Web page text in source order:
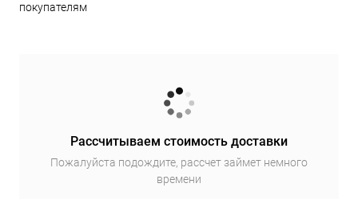
покупателям
Рассчитываем стоимость доставки
Пожалуйста подождите, рассчет займет немного
времени